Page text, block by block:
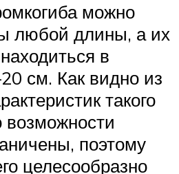
можно
любой длины, а их
в
см. Как видно из
такого
возможности
поэтому
целесообразно